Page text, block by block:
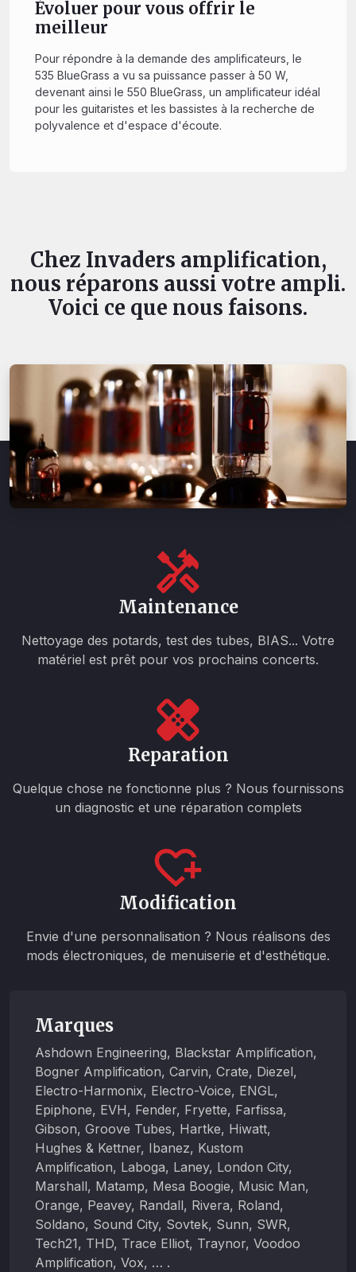
Évoluer pour vous offrir le
meilleur
Pour répondre à la demande des amplificateurs, le
535 BlueGrass a vu sa puissance passer à 50 W,
devenant ainsi le 550 BlueGrass, un amplificateur idéal
pour les guitaristes et les bassistes à la recherche de
polyvalence et d'espace d'écoute.
Chez Invaders amplification,
nous réparons aussi votre ampli.
Voici ce que nous faisons.
Maintenance
Nettoyage des potards, test des tubes, BIAS... Votre
matériel est prêt pour vos prochains concerts.
Reparation
Quelque chose ne fonctionne plus ? Nous fournissons
un diagnostic et une réparation complets
Modification
Envie d'une personnalisation ? Nous réalisons des
mods électroniques, de menuiserie et d'esthétique.
Marques
Ashdown Engineering, Blackstar Amplification,
Bogner Amplification, Carvin, Crate, Diezel,
Electro-Harmonix, Electro-Voice, ENGL,
Epiphone, EVH, Fender, Fryette, Farfissa,
Gibson, Groove Tubes, Hartke, Hiwatt,
Hughes & Kettner, Ibanez, Kustom
Amplification, Laboga, Laney, London City,
Marshall, Matamp, Mesa Boogie, Music Man,
Orange, Peavey, Randall, Rivera, Roland,
Soldano, Sound City, Sovtek, Sunn, SWR,
Tech21, THD, Trace Elliot, Traynor, Voodoo
Amplification, Vox, … .